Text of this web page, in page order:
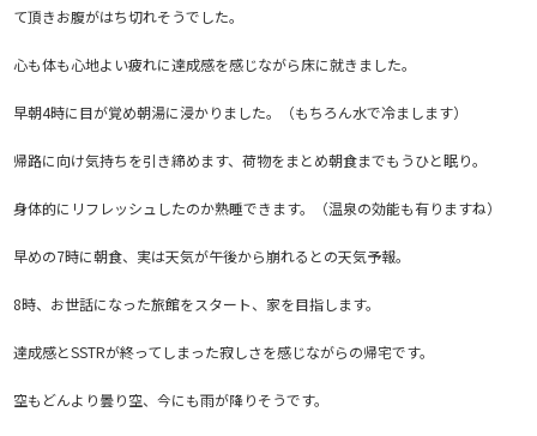
て頂きお腹がはち切れそうでした。
心も体も心地よい疲れに達成感を感じながら床に就きました。
早朝4時に目が覚め朝湯に浸かりました。（もちろん水で冷まします）
帰路に向け気持ちを引き締めます、荷物をまとめ朝食までもうひと眠り。
身体的にリフレッシュしたのか熟睡できます。（温泉の効能も有りますね）
早めの7時に朝食、実は天気が午後から崩れるとの天気予報。
8時、お世話になった旅館をスタート、家を目指します。
達成感とSSTRが終ってしまった寂しさを感じながらの帰宅です。
空もどんより曇り空、今にも雨が降りそうです。